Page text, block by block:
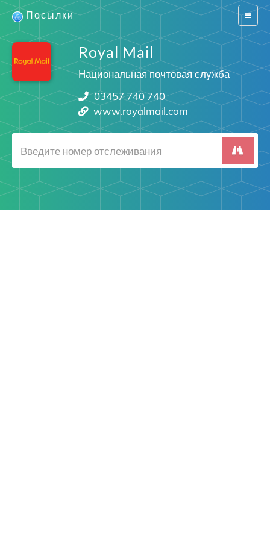
Switch
Посылки
Royal Mail
Национальная почтовая служба
03457 740 740
www.royalmail.com